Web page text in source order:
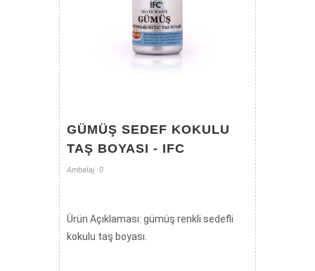
GÜMÜŞ SEDEF KOKULU
TAŞ BOYASI - IFC
Ambalaj :0
Ürün Açıklaması: gümüş renkli sedefli
kokulu taş boyası.